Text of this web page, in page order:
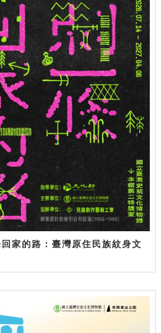
回家的路：臺灣原住民族紋身文